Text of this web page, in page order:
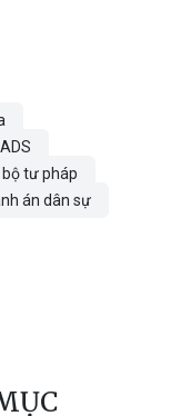
bộ tư pháp
án dân sự